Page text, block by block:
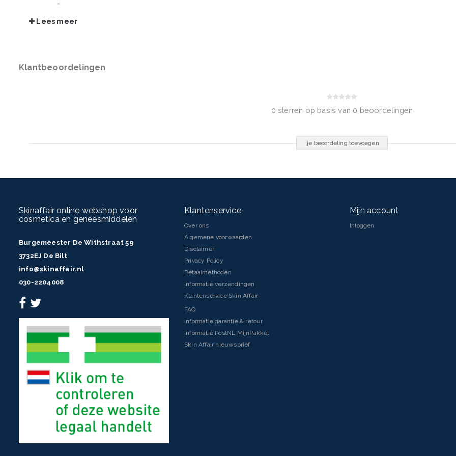
Aqua/Water, Sodium Methyl Cocoyl Taurate, Laureth-5 Carboxylic Acid, Cocamidopropyl Betaine,
Lees meer
Klantbeoordelingen
0 sterren op basis van 0 beoordelingen
je beoordeling toevoegen
Skinaffair online webshop voor
cosmetica en geneesmiddelen
Burgemeester De Withstraat 59
3732EJ De Bilt
info@skinaffair.nl
030-2204008
Klantenservice
Over ons
Algemene voorwaarden
Disclaimer
Privacy Policy
Betaalmethoden
Informatie verzendingen
Klantenservice Skin Affair
FAQ
Informatie garantie & retour
Informatie PostNL MijnPakket
Skin Affair nieuwsbrief
Mijn account
Inloggen